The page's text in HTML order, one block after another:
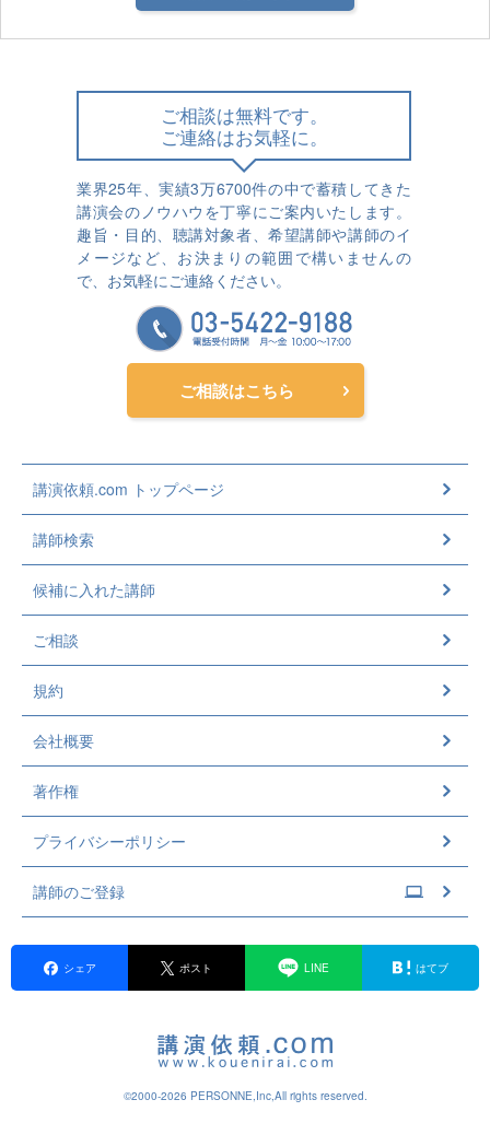
ご相談は無料です。
ご連絡はお気軽に。
業界25年、実績3万6700件の中で蓄積してきた
講演会のノウハウを丁寧にご案内いたします。
趣旨・目的、聴講対象者、希望講師や講師のイ
メージなど、お決まりの範囲で構いませんの
で、お気軽にご連絡ください。
ご相談はこちら
講演依頼.com トップページ
講師検索
候補に入れた講師
ご相談
規約
会社概要
著作権
プライバシーポリシー
講師のご登録
シェア ポスト LINE はてブ
©2000-2026 PERSONNE,Inc,All rights reserved.